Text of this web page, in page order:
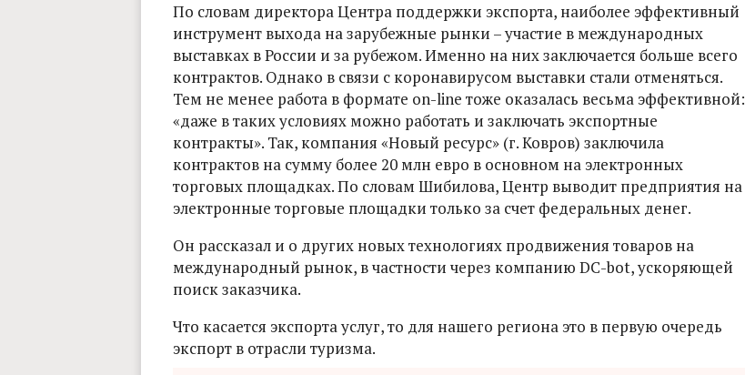
По словам директора Центра поддержки экспорта, наиболее эффективный
инструмент выхода на зарубежные рынки – участие в международных
выставках в России и за рубежом. Именно на них заключается больше всего
контрактов. Однако в связи с коронавирусом выставки стали отменяться.
Тем не менее работа в формате on-line тоже оказалась весьма эффективной:
«даже в таких условиях можно работать и заключать экспортные
контракты». Так, компания «Новый ресурс» (г. Ковров) заключила
контрактов на сумму более 20 млн евро в основном на электронных
торговых площадках. По словам Шибилова, Центр выводит предприятия на
электронные торговые площадки только за счет федеральных денег.
Он рассказал и о других новых технологиях продвижения товаров на
международный рынок, в частности через компанию DC-bot, ускоряющей
поиск заказчика.
Что касается экспорта услуг, то для нашего региона это в первую очередь
экспорт в отрасли туризма.